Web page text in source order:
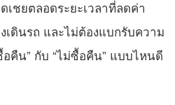
เชยตลอดระยะเวลาที่ลดค่า
เดินรถ และไม่ต้องแบกรับความ
คืน” กับ “ไม่ซื้อคืน” แบบไหนดี